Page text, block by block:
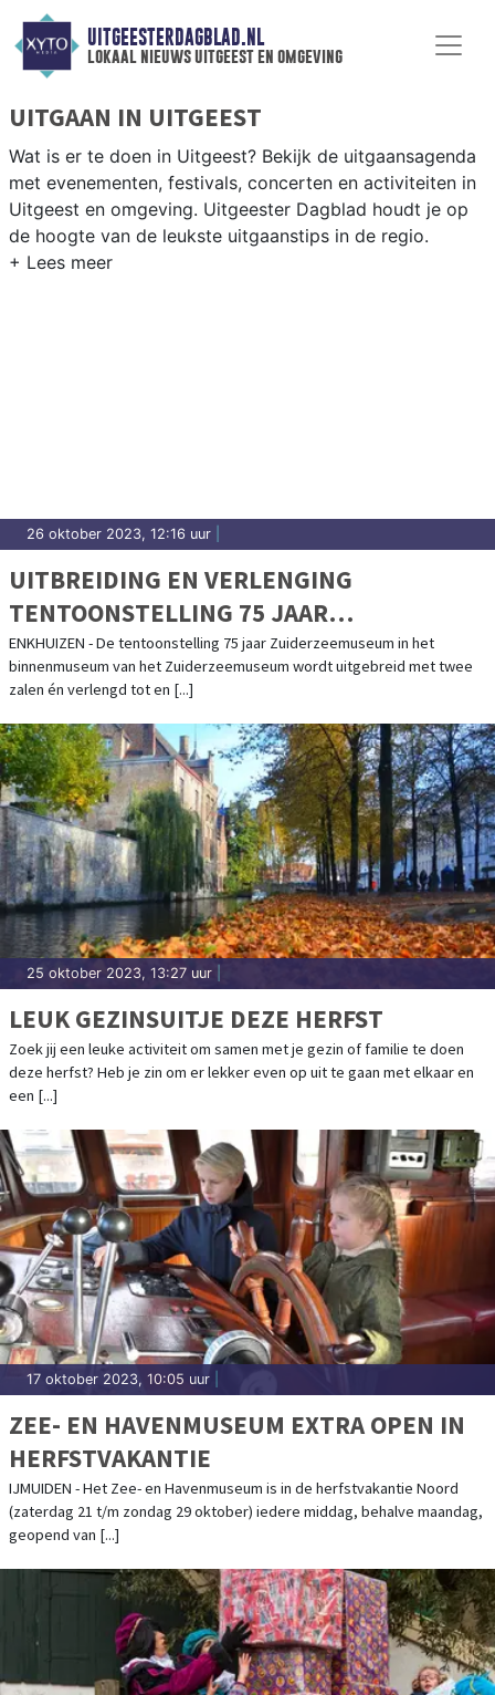
UITGEESTERDAGBLAD.NL
lokaal nieuws uitgeest en omgeving
UITGAAN IN UITGEEST
Wat is er te doen in Uitgeest? Bekijk de uitgaansagenda
met evenementen, festivals, concerten en activiteiten in
Uitgeest en omgeving. Uitgeester Dagblad houdt je op
de hoogte van de leukste uitgaanstips in de regio.
26 oktober 2023, 12:16 uur
UITBREIDING EN VERLENGING
TENTOONSTELLING 75 JAAR
ZUIDERZEEMUSEUM
ENKHUIZEN - De tentoonstelling 75 jaar Zuiderzeemuseum in het
binnenmuseum van het Zuiderzeemuseum wordt uitgebreid met twee
zalen én verlengd tot en [...]
25 oktober 2023, 13:27 uur
LEUK GEZINSUITJE DEZE HERFST
Zoek jij een leuke activiteit om samen met je gezin of familie te doen
deze herfst? Heb je zin om er lekker even op uit te gaan met elkaar en
een [...]
17 oktober 2023, 10:05 uur
ZEE- EN HAVENMUSEUM EXTRA OPEN IN
HERFSTVAKANTIE
IJMUIDEN - Het Zee- en Havenmuseum is in de herfstvakantie Noord
(zaterdag 21 t/m zondag 29 oktober) iedere middag, behalve maandag,
geopend van [...]